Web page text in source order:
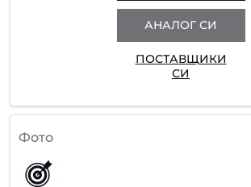
АНАЛОГ СИ
ПОСТАВЩИКИ
СИ
Фото